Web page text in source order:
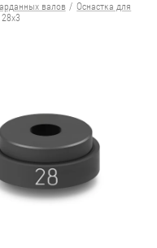
валов / Оснастка для